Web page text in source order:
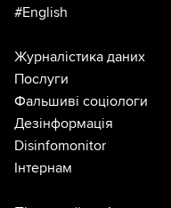
#English
Журналістика даних
Послуги
Фальшиві соціологи
Дезінформація
Disinfomonitor
Інтернам